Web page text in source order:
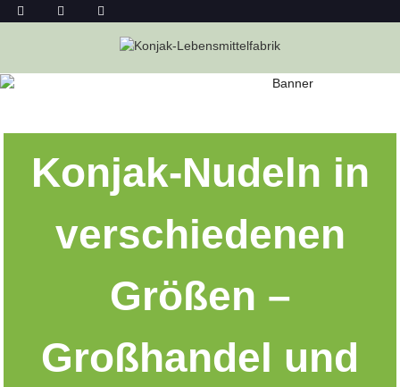
KONJAC-NUDELN IM GROSSHANDEL
Konjak-Nudeln in
verschiedenen
Größen –
Großhandel und